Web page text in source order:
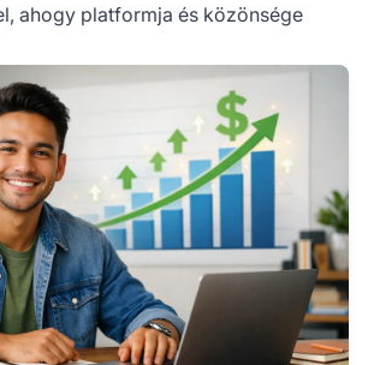
ahogy platformja és közönsége